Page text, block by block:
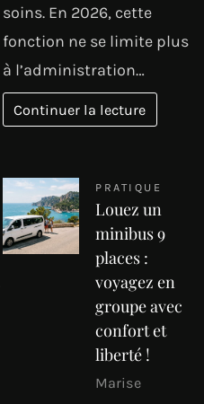
soins. En 2026, cette
fonction ne se limite plus
à l’administration…
Continuer la lecture
PRATIQUE
Louez un
minibus 9
places :
voyagez en
groupe avec
confort et
liberté !
Marise